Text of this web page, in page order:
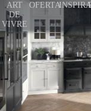
ART
DE
VIVRE
OFERTA